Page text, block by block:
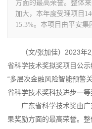
方面的最高荣誉。整体
加大，本年度受理项目
15.3%。本项目由平安集
（文/张加佳） 2023年2
省科学技术奖拟奖项目公
“多层次金融风险智能预警
省科学技术奖科技进步一等
广东省科学技术奖由
果奖励方面的最高荣誉。